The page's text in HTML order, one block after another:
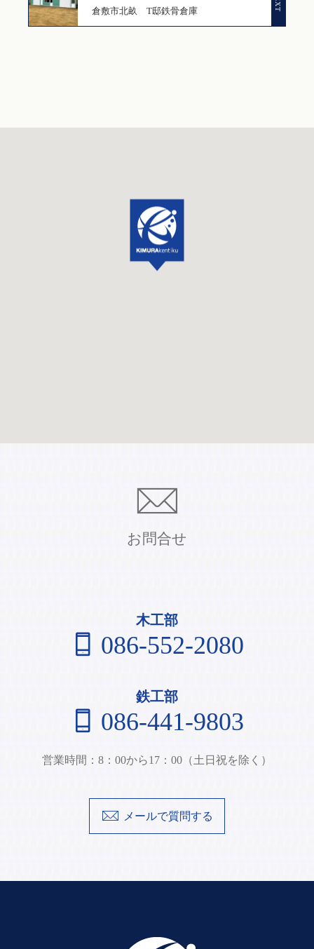
倉敷市北畝 T邸鉄骨倉庫
お問合せ
木工部
086-552-2080
鉄工部
086-441-9803
営業時間：8：00から17：00（土日祝を除く）
メールで質問する